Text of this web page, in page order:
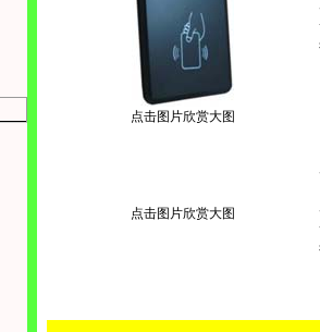
点击图片欣赏大图
点击图片欣赏大图